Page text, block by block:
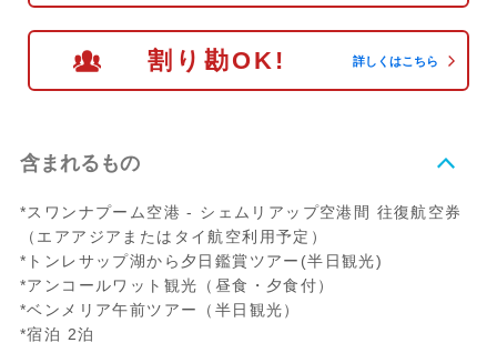
割り勘OK! 詳しくはこちら
含まれるもの
*スワンナプーム空港 - シェムリアップ空港間 往復航空券
（エアアジアまたはタイ航空利用予定）
*トンレサップ湖から夕日鑑賞ツアー(半日観光)
*アンコールワット観光（昼食・夕食付）
*ベンメリア午前ツアー（半日観光）
*宿泊 2泊